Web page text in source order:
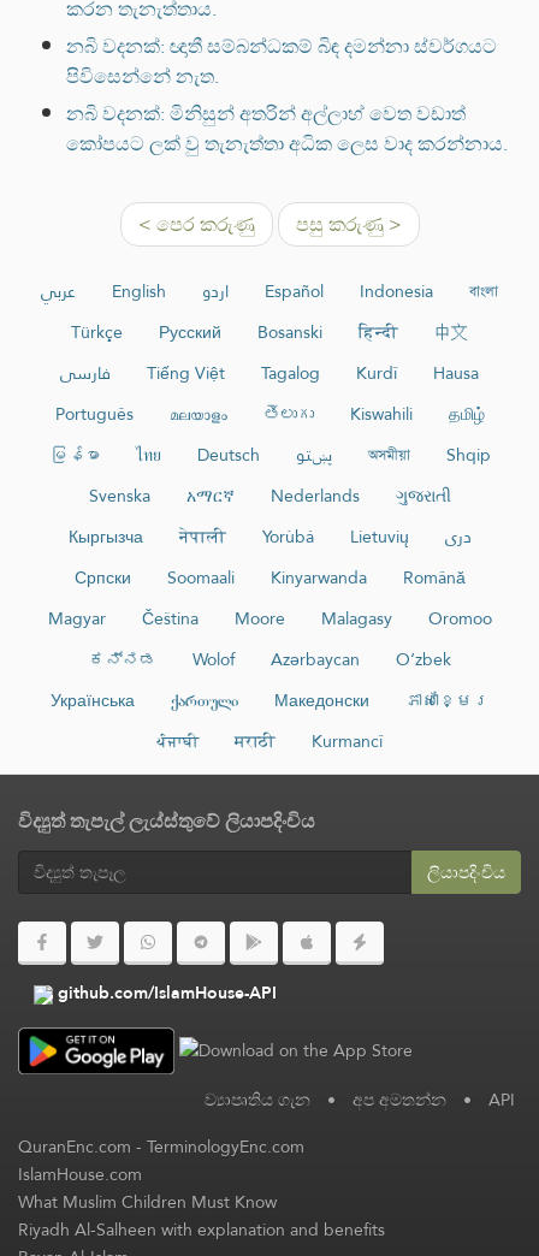
කරන තැනැත්තාය.
නබි වදනක්: ඥාතී සම්බන්ධකම් බිඳ දමන්නා ස්වර්ගයට
පිවිසෙන්නේ නැත.
නබි වදනක්: මිනිසුන් අතරින් අල්ලාහ් වෙත වඩාත්
කෝපයට ලක් වු තැනැත්තා අධික ලෙස වාද කරන්නාය.
< පෙර කරුණු පසු කරුණු >
عربي English اردو Español Indonesia
বাংলা
Türkçe
Русский Bosanski हिन्दी
中文
فارسی
Tiếng Việt Tagalog Kurdî
Hausa
Português
മലയാളം తెలుగు Kiswahili
தமிழ்
မြန်မာ
ไทย Deutsch پښتو অসমীয়া
Shqip
Svenska
አማርኛ Nederlands
ગુજરાતી
Кыргызча
नेपाली Yorùbá Lietuvių
دری
Српски
Soomaali Kinyarwanda
Română
Magyar
Čeština Moore Malagasy
Oromoo
ಕನ್ನಡ
Wolof Azərbaycan
O‘zbek
Українська
ქართული Македонски
ភាសាខ្មែរ
ਪੰਜਾਬੀ
मराठी Kurmancî
විද්‍යුත් තැපැල් ලැය්ස්තුවේ ලියාපදිංචිය
ලියාපදිංචිය
github.com/IslamHouse-API
ව්‍යාපෘතිය ගැන • අප අමතන්න • API
QuranEnc.com-TerminologyEnc.com
IslamHouse.com
What Muslim Children Must Know
Riyadh Al-Salheen with explanation and benefits